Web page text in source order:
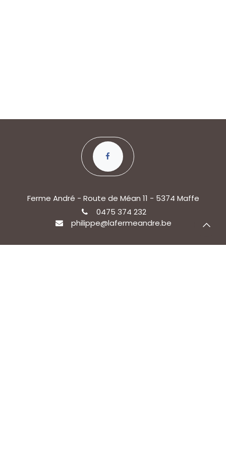
Ferme André - Route de Méan 11 - 5374 Maffe
0475 374 232
philippe@lafermeandre.be